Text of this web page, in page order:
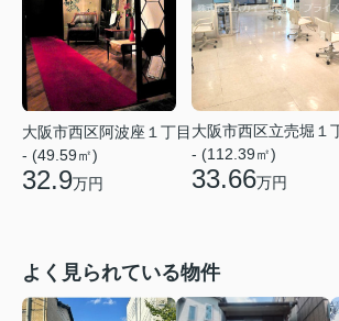
大阪市西区阿波座１丁目
- (49.59㎡)
32.9万円
大阪市西区立売堀１
- (112.39㎡)
33.66万円
よく見られている物件